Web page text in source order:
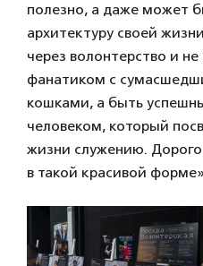
полезно, а даже может
архитектуру своей
через волонтерство и
фанатиком с
кошками, а быть
человеком, который
жизни служению.
в такой красивой